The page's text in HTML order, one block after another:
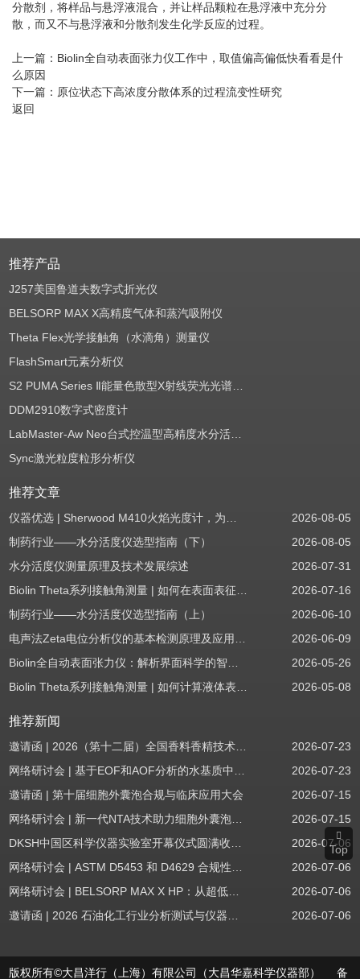
分散剂，将样品与悬浮液混合，并让样品颗粒在悬浮液中充分分
散，而又不与悬浮液和分散剂发生化学反应的过程。
上一篇： Biolin全自动表面张力仪工作中，取值偏高偏低快看看是什
么原因
下一篇： 原位状态下高浓度分散体系的过程流变性研究
返回
推荐产品
J257美国鲁道夫数字式折光仪
BELSORP MAX X高精度气体和蒸汽吸附仪
Theta Flex光学接触角（水滴角）测量仪
FlashSmart元素分析仪
S2 PUMA Series Ⅱ能量色散型X射线荧光光谱仪（EDXRF）
DDM2910数字式密度计
LabMaster-Aw Neo台式控温型高精度水分活度测定仪
Sync激光粒度粒形分析仪
推荐文章
仪器优选 | Sherwood M410火焰光度计，为用户检测提供值得信赖的基准方案
2026-08-05
制药行业——水分活度仪选型指南（下）
2026-08-05
水分活度仪测量原理及技术发展综述
2026-07-31
Biolin Theta系列接触角测量 | 如何在表面表征应用中使用接触角：后退角
2026-07-16
制药行业——水分活度仪选型指南（上）
2026-06-10
电声法Zeta电位分析仪的基本检测原理及应用场景
2026-06-09
Biolin全自动表面张力仪：解析界面科学的智能之眼
2026-05-26
Biolin Theta系列接触角测量 | 如何计算液体表面张力分量
2026-05-08
推荐新闻
邀请函 | 2026（第十二届）全国香料香精技术交流年会
2026-07-23
网络研讨会 | 基于EOF和AOF分析的水基质中PFAS筛查
2026-07-23
邀请函 | 第十届细胞外囊泡合规与临床应用大会
2026-07-15
网络研讨会 | 新一代NTA技术助力细胞外囊泡质量评估与工艺开发
2026-07-15
DKSH中国区科学仪器实验室开幕仪式圆满收官！
2026-07-06
网络研讨会 | ASTM D5453 和 D4629 合规性：无需妥协
2026-07-06
网络研讨会 | BELSORP MAX X HP：从超低压物理吸附到高压吸附
2026-07-06
邀请函 | 2026 石油化工行业分析测试与仪器技术交流会（辽宁站）
2026-07-06
版权所有©大昌洋行（上海）有限公司（大昌华嘉科学仪器部） 备
Top